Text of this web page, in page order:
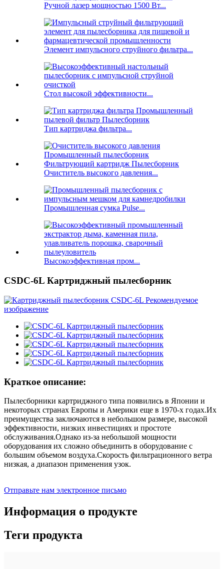
Ручной лазер мощностью 1500 Вт...
Элемент импульсного струйного фильтра...
Стол высокой эффективности...
Тип картриджа фильтра...
Очиститель высокого давления...
Промышленная сумка Pulse...
Высокоэффективная пром...
CSDC-6L Картриджный пылесборник
Краткое описание:
Пылесборники картриджного типа появились в Японии и
некоторых странах Европы и Америки еще в 1970-х годах.Их
преимущества заключаются в небольшом размере, высокой
эффективности, низких инвестициях и простоте
обслуживания.Однако из-за небольшой мощности
оборудования их сложно объединить в оборудование с
большим объемом воздуха.Скорость фильтрационного ветра
низкая, а диапазон применения узок.
Отправьте нам электронное письмо
Информация о продукте
Теги продукта